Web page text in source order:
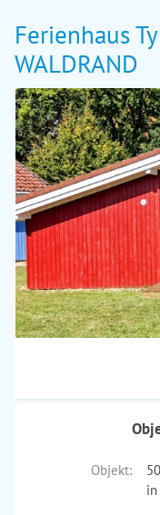
Ferienhaus
WALDRAND
Objekt:
in